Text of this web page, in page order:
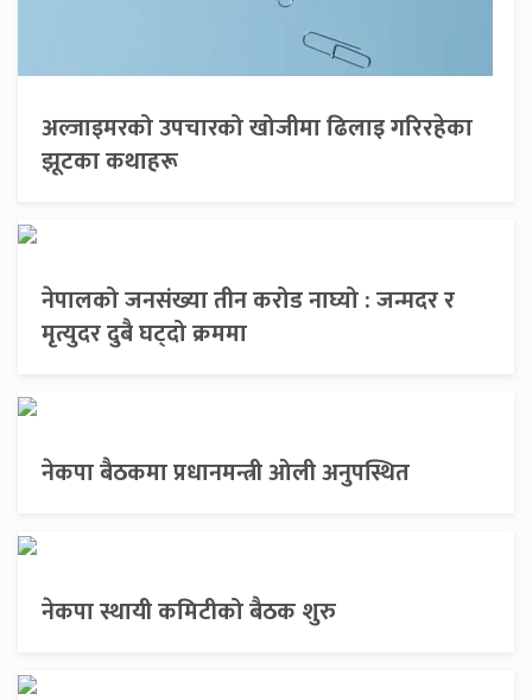
अल्जाइमरको उपचारको खोजीमा ढिलाइ गरिरहेका
झूटका कथाहरू
नेपालको जनसंख्या तीन करोड नाघ्यो : जन्मदर र
मृत्युदर दुबै घट्दो क्रममा
नेकपा बैठकमा प्रधानमन्त्री ओली अनुपस्थित
नेकपा स्थायी कमिटीको बैठक शुरु